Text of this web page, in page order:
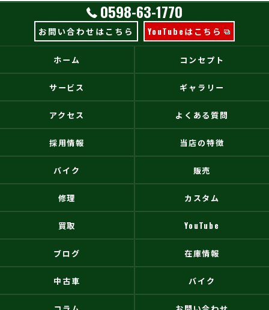
0598-63-1770
お問い合わせはこちら YouTubeはこちら
ホーム コンセプト
サービス ギャラリー
アクセス よくある質問
採用情報 当店の特徴
バイク 販売
修理 カスタム
買取 YouTube
ブログ 在庫情報
中古車 バイク